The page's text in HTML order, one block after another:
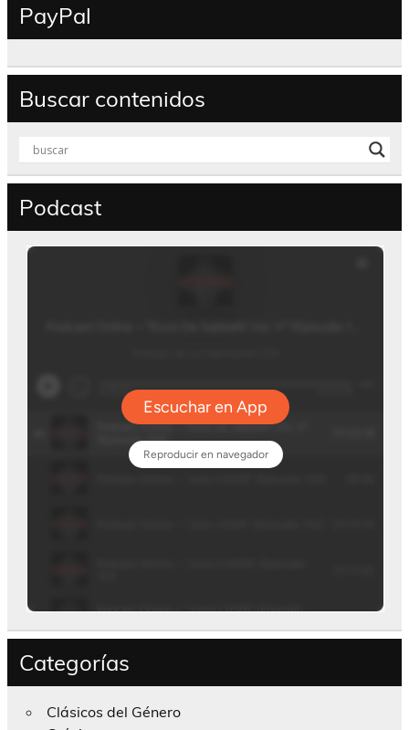
PayPal
Buscar contenidos
Podcast
Categorías
Clásicos del Género